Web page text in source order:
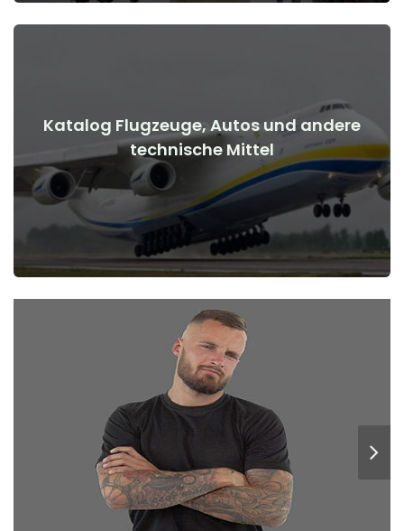
Katalog Flugzeuge, Autos und andere
technische Mittel
Flugzeuge, Autos, technische Mittel vor und nach
Kriegsbeginn
Details anzeigen